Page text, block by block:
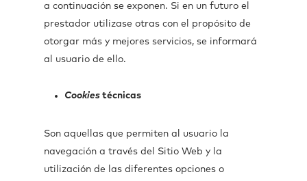
a continuación se exponen. Si en un futuro el
prestador utilizase otras con el propósito de
otorgar más y mejores servicios, se informará
al usuario de ello.
Cookies técnicas
Son aquellas que permiten al usuario la
navegación a través del Sitio Web y la
utilización de las diferentes opciones o